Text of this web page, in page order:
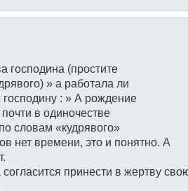
господина (простите
» а работала ли
: » А рождение
в одиночестве
словам «кудрявого»
нет времени, это и понятно. А
принести в жертву